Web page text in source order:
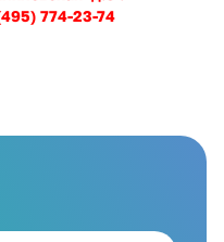
774-23-74